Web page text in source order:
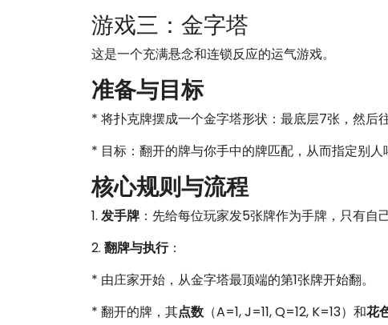
游戏三：金字塔
这是一个充满悬念和连锁反应的运气游戏。
准备与目标
* 将扑克牌摆成一个金字塔形状：最底层7张，然后
* 目标：翻开的牌与你手中的牌匹配，从而指定别人
核心规则与流程
1. 发手牌 ：先给每位玩家发5张牌作为手牌，只有自
2. 翻牌与执行：
* 由庄家开始，从金字塔最顶端的第1张牌开始翻。
* 翻开的牌，其点数（A=1, J=11, Q=12, K=13）和花